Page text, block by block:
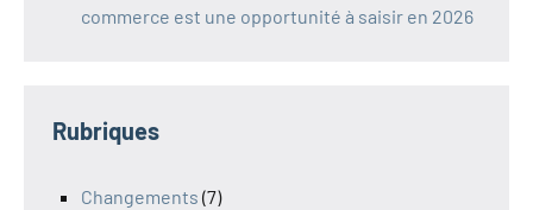
commerce est une opportunité à saisir en 2026
Rubriques
Changements (7)